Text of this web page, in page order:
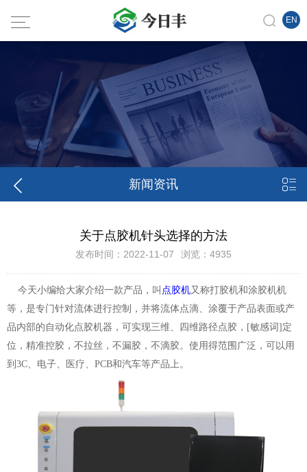
EN
 新闻资讯 
关于点胶机针头选择的方法
发布时间：2022-11-07 浏览：4935
今天小编给大家介绍一款产品，叫 点胶机又称打胶机和涂 胶机机
等， 是专门针对流体进行控制，并将流体点滴、涂覆于产品表面或产
品内部的自动化点胶机器，可实现三维、四维路径点胶，[敏感词]定
位，精准控胶，不拉丝，不漏胶，不滴胶。使用得范围广泛，可以用
到 3C、电子、医疗、PCB和汽车等产品上。